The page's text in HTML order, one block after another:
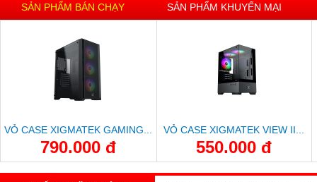
SẢN PHẨM BÁN CHẠY SẢN PHẨM KHUYẾN MẠI
VỎ CASE XIGMATEK GAMING...
790.000 đ
VỎ CASE XIGMATEK VIEW II...
550.000 đ